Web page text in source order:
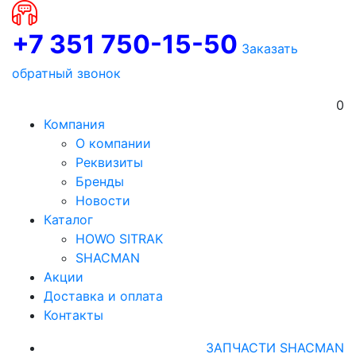
+7 351 750-15-50 Заказать
обратный звонок
0
Компания
О компании
Реквизиты
Бренды
Новости
Каталог
HOWO SITRAK
SHACMAN
Акции
Доставка и оплата
Контакты
ЗАПЧАСТИ SHACMAN